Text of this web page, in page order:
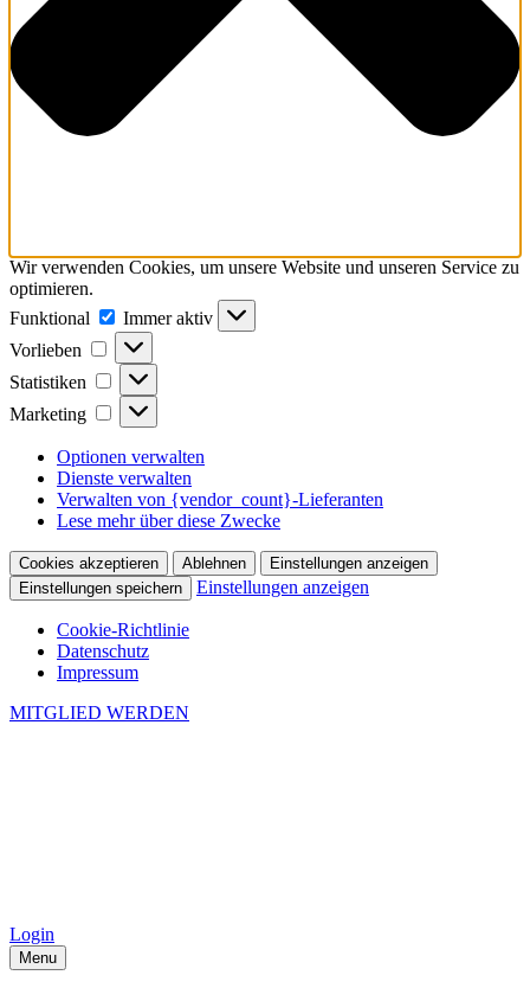
Wir verwenden Cookies, um unsere Website und unseren Service zu
optimieren.
Funktional
Funktional
Immer aktiv
Vorlieben
Vorlieben
Statistiken Statistiken
Marketing Marketing
Optionen verwalten
Dienste verwalten
Verwalten von {vendor_count}-Lieferanten
Lese mehr über diese Zwecke
Cookies akzeptieren Ablehnen
Einstellungen anzeigen
Einstellungen speichern
Einstellungen anzeigen
Cookie-Richtlinie
Datenschutz
Impressum
MITGLIED WERDEN
Login
Menu